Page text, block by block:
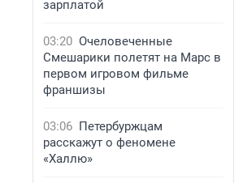
зарплатой
03:20 Очеловеченные
Смешарики полетят на Марс в
первом игровом фильме
франшизы
03:06 Петербуржцам
расскажут о феномене
«Халлю»